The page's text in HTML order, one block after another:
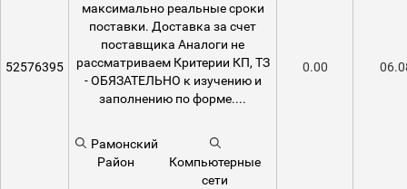
52576395
максимально реальные сроки
поставки. Доставка за счет
поставщика Аналоги не
рассматриваем Критерии КП, ТЗ
- ОБЯЗАТЕЛЬНО к изучению и
заполнению по форме....
Рамонский
Район
Компьютерные
сети
0.00